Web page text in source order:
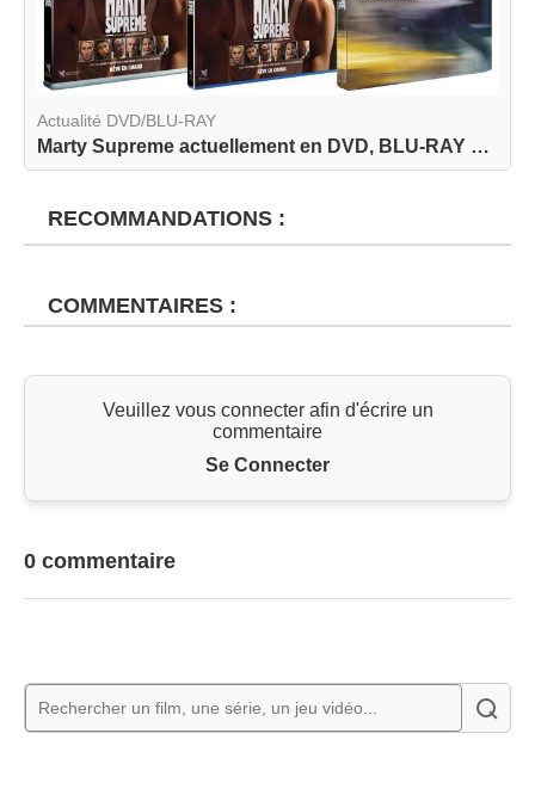
Actualité DVD/BLU-RAY
Marty Supreme actuellement en DVD, BLU-RAY et BL...
RECOMMANDATIONS :
COMMENTAIRES :
Veuillez vous connecter afin d'écrire un
commentaire
Se Connecter
0 commentaire